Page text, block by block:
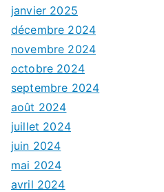
janvier 2025
décembre 2024
novembre 2024
octobre 2024
septembre 2024
août 2024
juillet 2024
juin 2024
mai 2024
avril 2024